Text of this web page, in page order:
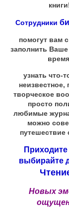
Сотрудники
помогут вам
заполнить
узнать что-
неизвестное,
творческое
просто
любимые
можно
путешествие
Приходите
выбирайте
Новых